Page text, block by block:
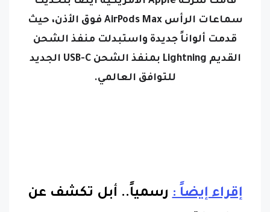
سماعات الرأس AirPods Max فوق الأذن، حيث
قدمت ألواناً جديدة واستبدلت منفذ الشحن
القديم Lightning بمنفذ الشحن USB-C الجديد
للتوافق العالمي.
إقراء إيضاً : رسمياً.. أبل تكشف عن